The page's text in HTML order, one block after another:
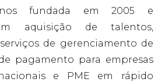
fundada em 2005 e
aquisição de talentos,
de gerenciamento de
pagamento para empresas
e PME em rápido